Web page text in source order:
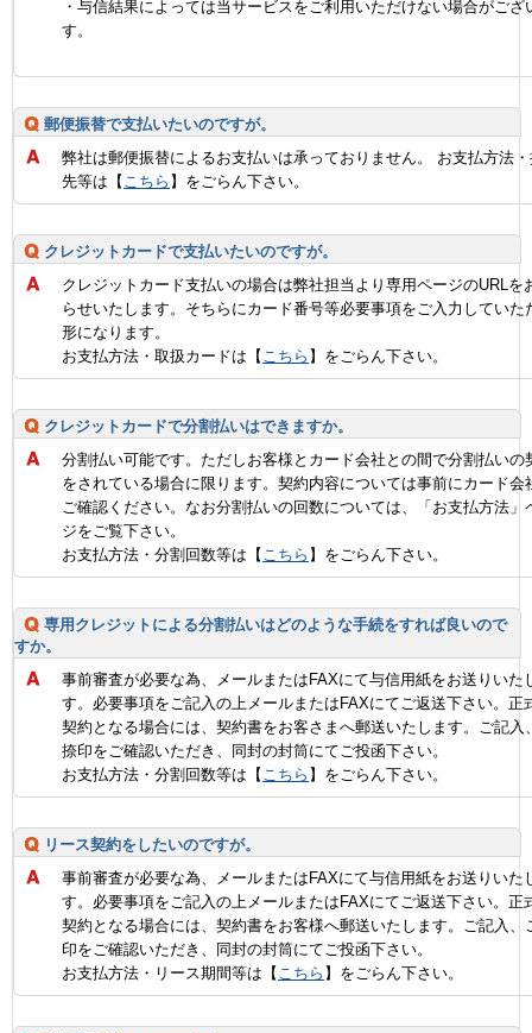
・与信結果によっては当サービスをご利用いただけない場合がござ
す。
郵便振替で支払いたいのですが。
弊社は郵便振替によるお支払いは承っておりません。 お支払方法
先等は【 こちら 】をごらん下さい。
クレジットカードで支払いたいのですが。
クレジットカード支払いの場合は弊社担当より専用ページのURLを
らせいたします。そちらにカード番号等必要事項をご入力していた
形になります。
お支払方法・取扱カードは【 こちら 】をごらん下さい。
クレジットカードで分割払いはできますか。
分割払い可能です。ただしお客様とカード会社との間で分割払いの
をされている場合に限ります。契約内容については事前にカード会
ご確認ください。なお分割払いの回数については、「お支払方法」
ジをご覧下さい。
お支払方法・分割回数等は【 こちら 】をごらん下さい。
専用クレジットによる分割払いはどのような手続をすれば良いので
すか。
事前審査が必要な為、メールまたはFAXにて与信用紙をお送りいた
す。必要事項をご記入の上メールまたはFAXにてご返送下さい。正
契約となる場合には、契約書をお客さまへ郵送いたします。ご記入
捺印をご確認いただき、同封の封筒にてご投函下さい。
お支払方法・分割回数等は【 こちら 】をごらん下さい。
リース契約をしたいのですが。
事前審査が必要な為、メールまたはFAXにて与信用紙をお送りいた
す。必要事項をご記入の上メールまたはFAXにてご返送下さい。正
契約となる場合には、契約書をお客様へ郵送いたします。ご記入、
印をご確認いただき、同封の封筒にてご投函下さい。
お支払方法・リース期間等は【 こちら 】をごらん下さい。